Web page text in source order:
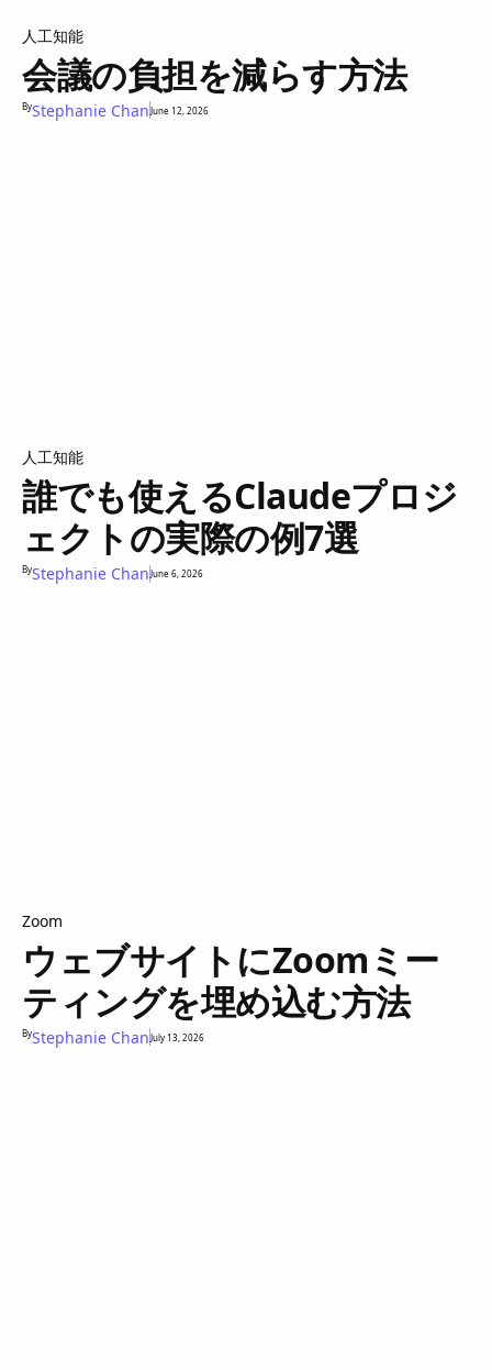
人工知能
会議の負担を減らす方法
ByStephanie ChanJune 12, 2026
人工知能
誰でも使えるClaudeプロジ
ェクトの実際の例7選
ByStephanie ChanJune 6, 2026
Zoom
ウェブサイトにZoomミー
ティングを埋め込む方法
ByStephanie ChanJuly 13, 2026